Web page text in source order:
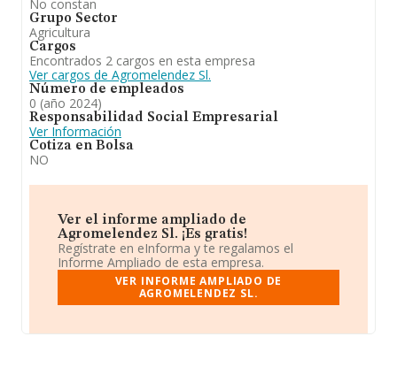
No constan
Grupo Sector
Agricultura
Cargos
Encontrados 2 cargos en esta empresa
Ver cargos de Agromelendez Sl.
Número de empleados
0 (año 2024)
Responsabilidad Social Empresarial
Ver Información
Cotiza en Bolsa
NO
Ver el informe ampliado de
Agromelendez Sl. ¡Es gratis!
Regístrate en eInforma y te regalamos el
Informe Ampliado de esta empresa.
VER INFORME AMPLIADO DE
AGROMELENDEZ SL.